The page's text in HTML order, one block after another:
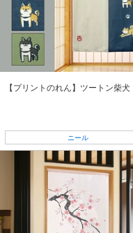
【プリントのれん】ツートン柴犬
ニール